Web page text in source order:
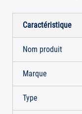
Caractéristique
Nom produit
Marque
Type